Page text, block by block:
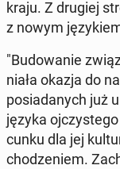
kraju. Z drugiej
z nowym
"Bu­do­wa­nie
nia­ła okazja do
po­sia­da­nych już
języka
cun­ku dla jej
cho­dze­niem.